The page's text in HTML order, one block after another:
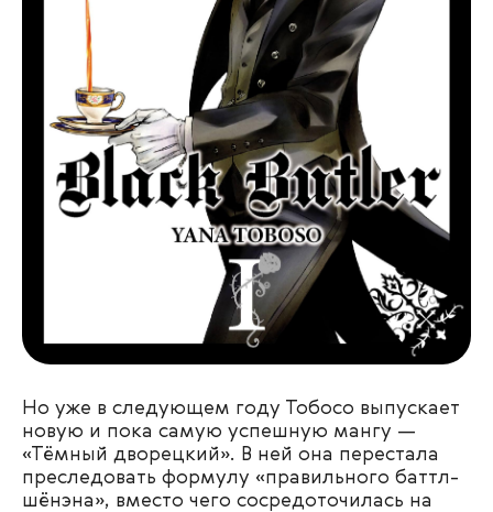
Но уже в следующем году Тобосо выпускает
новую и пока самую успешную мангу —
«Тёмный дворецкий». В ней она перестала
преследовать формулу «правильного баттл-
шёнэна», вместо чего сосредоточилась на